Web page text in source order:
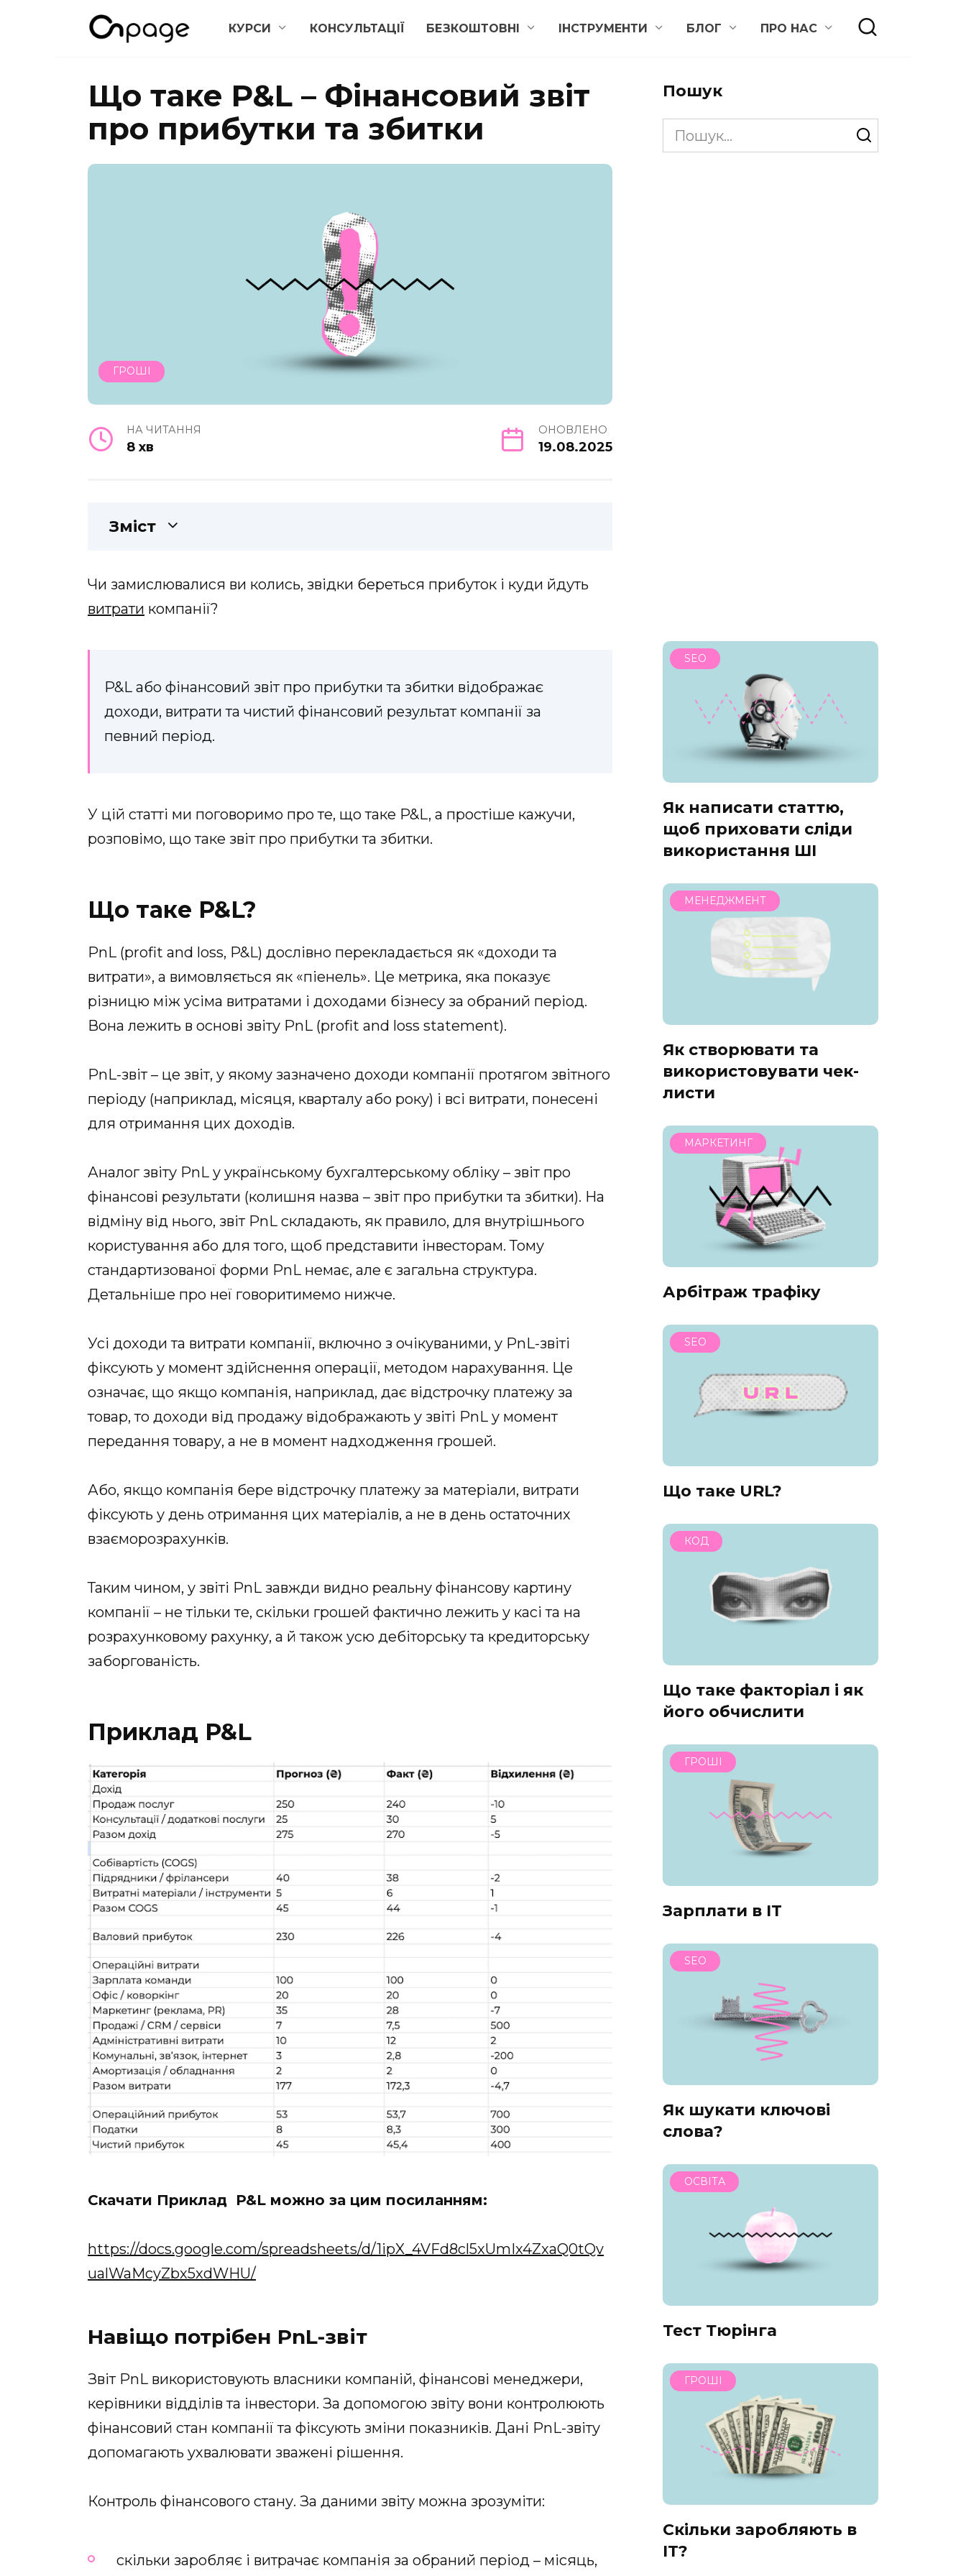
КУРСИ КОНСУЛЬТАЦІЇ БЕЗКОШТОВНІ ІНСТРУМЕНТИ БЛОГ ПРО НАС
Що таке P&L – Фінансовий звіт
про прибутки та збитки
ГРОШІ
НА ЧИТАННЯ
8 хв
ОНОВЛЕНО
19.08.2025
Зміст
Чи замислювалися ви колись, звідки береться прибуток і куди йдуть
витрати компанії?
P&L або фінансовий звіт про прибутки та збитки відображає
доходи, витрати та чистий фінансовий результат компанії за
певний період.
У цій статті ми поговоримо про те, що таке P&L, а простіше кажучи,
розповімо, що таке звіт про прибутки та збитки.
Що таке P&L?
PnL (profit and loss, P&L) дослівно перекладається як «доходи та
витрати», а вимовляється як «піенель». Це метрика, яка показує
різницю між усіма витратами і доходами бізнесу за обраний період.
Вона лежить в основі звіту PnL (profit and loss statement).
PnL-звіт – це звіт, у якому зазначено доходи компанії протягом звітного
періоду (наприклад, місяця, кварталу або року) і всі витрати, понесені
для отримання цих доходів.
Аналог звіту PnL у українському бухгалтерському обліку – звіт про
фінансові результати (колишня назва – звіт про прибутки та збитки). На
відміну від нього, звіт PnL складають, як правило, для внутрішнього
користування або для того, щоб представити інвесторам. Тому
стандартизованої форми PnL немає, але є загальна структура.
Детальніше про неї говоритимемо нижче.
Усі доходи та витрати компанії, включно з очікуваними, у PnL-звіті
фіксують у момент здійснення операції, методом нарахування. Це
означає, що якщо компанія, наприклад, дає відстрочку платежу за
товар, то доходи від продажу відображають у звіті PnL у момент
передання товару, а не в момент надходження грошей.
Або, якщо компанія бере відстрочку платежу за матеріали, витрати
фіксують у день отримання цих матеріалів, а не в день остаточних
взаєморозрахунків.
Таким чином, у звіті PnL завжди видно реальну фінансову картину
компанії – не тільки те, скільки грошей фактично лежить у касі та на
розрахунковому рахунку, а й також усю дебіторську та кредиторську
заборгованість.
Приклад P&L
Скачати Приклад P&L можно за цим посиланням:
https://docs.google.com/spreadsheets/d/1ipX_4VFd8cl5xUmIx4ZxaQ0tQv
ualWaMcyZbx5xdWHU/
Навіщо потрібен PnL-звіт
Звіт PnL використовують власники компаній, фінансові менеджери,
керівники відділів та інвестори. За допомогою звіту вони контролюють
фінансовий стан компанії та фіксують зміни показників. Дані PnL-звіту
допомагають ухвалювати зважені рішення.
Контроль фінансового стану. За даними звіту можна зрозуміти:
скільки заробляє і витрачає компанія за обраний період – місяць,
Пошук
Search
for:
SEO
Як написати статтю,
щоб приховати сліди
використання ШІ
МЕНЕДЖМЕНТ
Як створювати та
використовувати чек-
листи
МАРКЕТИНГ
Арбітраж трафіку
SEO
Що таке URL?
КОД
Що таке факторіал і як
його обчислити
ГРОШІ
Зарплати в IT
SEO
Як шукати ключові
слова?
ОСВІТА
Тест Тюрінга
ГРОШІ
Скільки заробляють в
IT?